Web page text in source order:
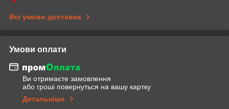
Всі умови доставки
Умови оплати
Ви отримаєте замовлення
або гроші повернуться на вашу картку
Детальніше